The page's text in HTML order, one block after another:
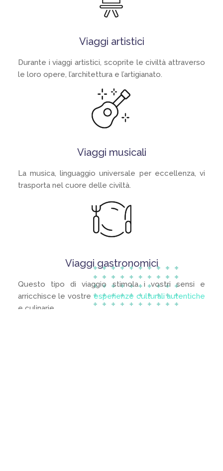
Viaggi artistici
Durante i viaggi artistici, scoprite le civiltà attraverso
le loro opere, l’architettura e l’artigianato.
Viaggi musicali
La musica, linguaggio universale per eccellenza, vi
trasporta nel cuore delle civiltà.
Viaggi gastronomici
Questo tipo di viaggio stimola i vostri sensi e
arricchisce le vostre esperienze culturali autentiche
e culinarie.